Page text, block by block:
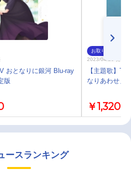
おとなりに銀河 Blu-ray
版
お取り寄せ
2023/04/26 発売
【主題歌】
なりあわせ」/
￥1,320
ースランキング